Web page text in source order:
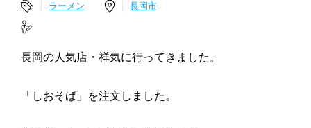
ラーメン 長岡市
長岡の人気店・祥気に行ってきました。
「しおそば」を注文しました。